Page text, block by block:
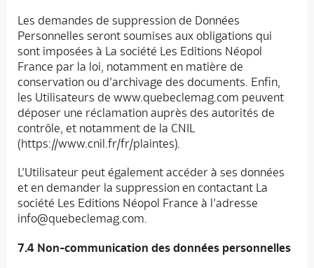
Accueil
Les demandes de suppression de Données
Personnelles seront soumises aux obligations qui
sont imposées à La société Les Editions Néopol
France par la loi, notamment en matière de
conservation ou d’archivage des documents. Enfin,
les Utilisateurs de www.quebeclemag.com peuvent
déposer une réclamation auprès des autorités de
contrôle, et notamment de la CNIL
(https://www.cnil.fr/fr/plaintes).
L’Utilisateur peut également accéder à ses données
et en demander la suppression en contactant La
société Les Editions Néopol France à l’adresse
info@quebeclemag.com.
7.4 Non-communication des données personnelles